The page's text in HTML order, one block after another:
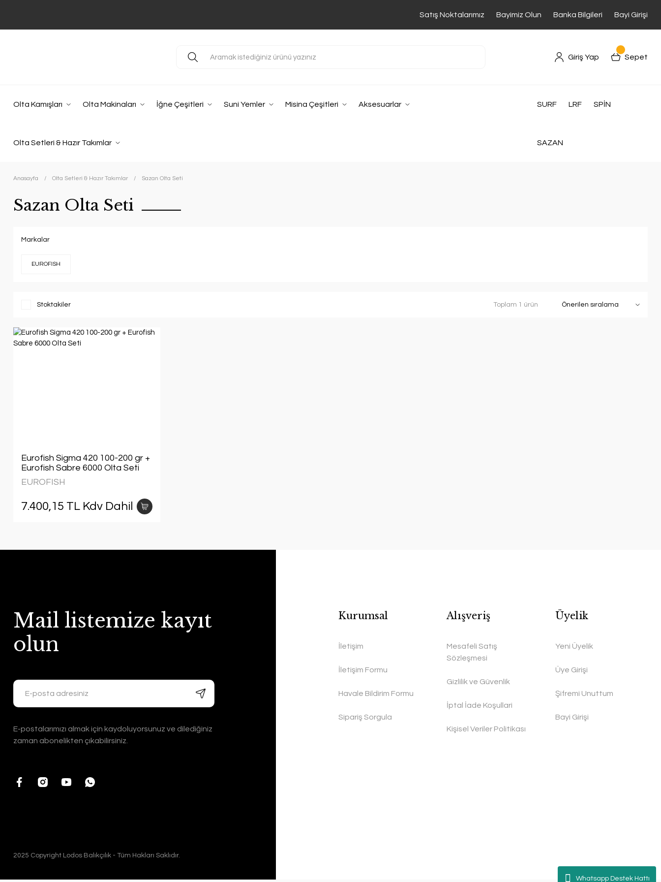
Whatsapp Destek Hattı
Satış Noktalarımız Bayimiz Olun Banka Bilgileri Bayi Girişi
Giriş Yap Sepet
Olta Kamışları Olta Makinaları İğne Çeşitleri Suni Yemler Misina Çeşitleri Aksesuarlar
Olta Setleri & Hazır Takımlar
SURF LRF SPİN
SAZAN
Anasayfa Olta Setleri & Hazır Takımlar Sazan Olta Seti
Sazan Olta Seti
Markalar
EUROFISH
Stoktakiler Toplam 1 ürün
Eurofish Sigma 420 100-200 gr +
Eurofish Sabre 6000 Olta Seti
EUROFISH
7.400,15 TL Kdv Dahil
Mail listemize kayıt
olun
E-postalarımızı almak için kaydoluyorsunuz ve dilediğiniz
zaman abonelikten çıkabilirsiniz.
Kurumsal
İletişim
İletişim Formu
Havale Bildirim Formu
Sipariş Sorgula
Alışveriş
Mesafeli Satış
Sözleşmesi
Gizlilik ve Güvenlik
İptal İade Koşullari
Kişisel Veriler Politikası
Üyelik
Yeni Üyelik
Üye Girişi
Şifremi Unuttum
Bayi Girişi
2025 Copyright Lodos Balıkçılık - Tüm Hakları Saklıdır.